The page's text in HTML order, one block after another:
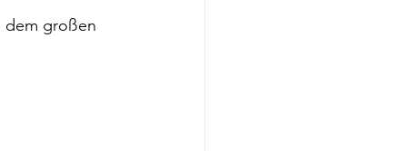
dem großen